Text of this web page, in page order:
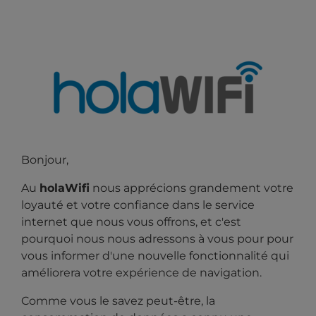
Bonjour,
Au holaWifi nous apprécions grandement votre
loyauté et votre confiance dans le service
internet que nous vous offrons, et c'est
pourquoi nous nous adressons à vous pour pour
vous informer d'une nouvelle fonctionnalité qui
améliorera votre expérience de navigation.
Comme vous le savez peut-être, la